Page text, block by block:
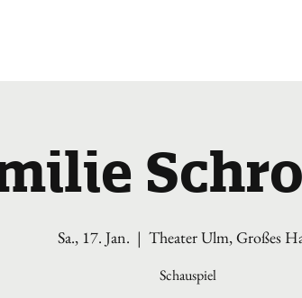
Sa., 17. Jan.
  |
Theater Ulm, Großes
Schauspiel